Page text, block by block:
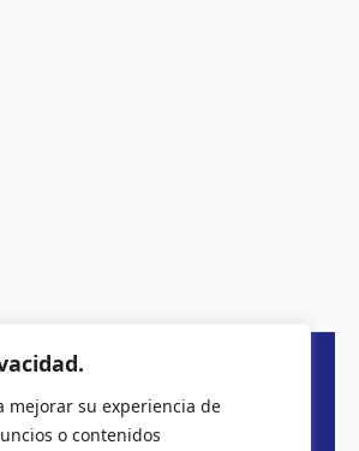
mejorar su experiencia de
o contenidos